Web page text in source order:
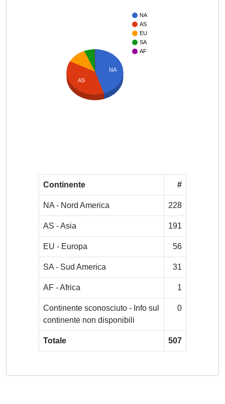
NA
AS
EU
SA
AF
NA
AS
Continente #
NA - Nord America 228
AS - Asia 191
EU - Europa 56
SA - Sud America 31
AF - Africa 1
Continente sconosciuto - Info sul
continente non disponibili
0
Totale 507